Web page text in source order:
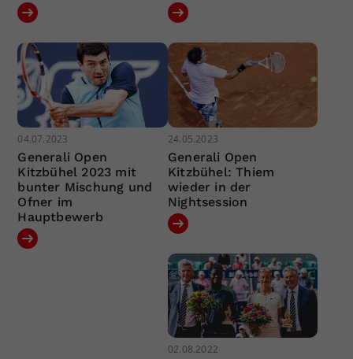
04.07.2023
Generali Open
Kitzbühel 2023 mit
bunter Mischung und
Ofner im
Hauptbewerb
24.05.2023
Generali Open
Kitzbühel: Thiem
wieder in der
Nightsession
02.08.2022